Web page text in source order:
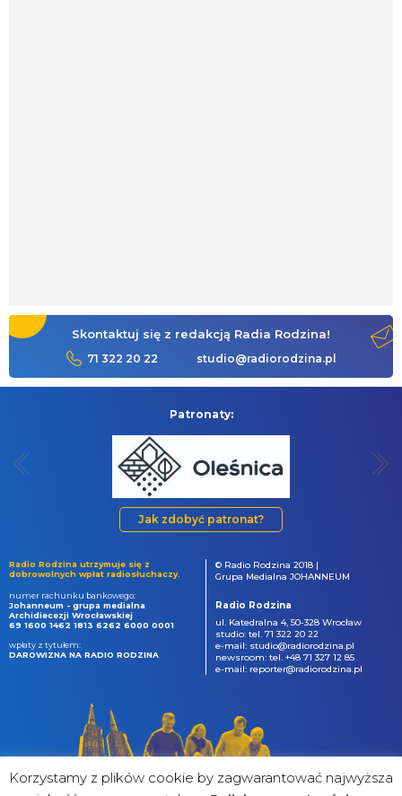
Skontaktuj się z redakcją Radia Rodzina!
71 322 20 22 studio@radiorodzina.pl
Patronaty:
Jak zdobyć patronat?
Radio Rodzina utrzymuje się z
dobrowolnych wpłat radiosłuchaczy.
numer rachunku bankowego:
Johanneum - grupa medialna
Archidiecezji Wrocławskiej
69 1600 1462 1813 6262 6000 0001
wpłaty z tytułem:
DAROWIZNA NA RADIO RODZINA
© Radio Rodzina 2018 |
Grupa Medialna JOHANNEUM
Radio Rodzina
ul. Katedralna 4, 50-328 Wrocław
studio: tel. 71 322 20 22
e-mail: studio@radiorodzina.pl
newsroom: tel. +48 71 327 12 85
e-mail: reporter@radiorodzina.pl
Korzystamy z plików cookie by zagwarantować najwyższa